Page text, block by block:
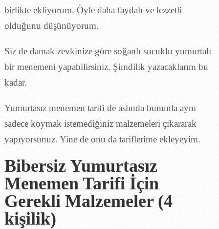
birlikte ekliyorum. Öyle daha faydalı ve lezzetli
olduğunu düşünüyorum.
Siz de damak zevkinize göre soğanlı sucuklu yumurtalı
bir menemeni yapabilirsiniz. Şimdilik yazacaklarım bu
kadar.
Yumurtasız menemen tarifi de aslında bununla aynı
sadece koymak istemediğiniz malzemeleri çıkararak
yapıyorsunuz. Yine de onu da tariflerime ekleyeyim.
Bibersiz Yumurtasız
Menemen Tarifi İçin
Gerekli Malzemeler (4
kişilik)